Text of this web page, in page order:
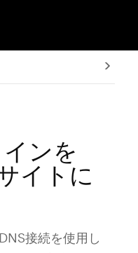
ンを
イトに
接続を使用し